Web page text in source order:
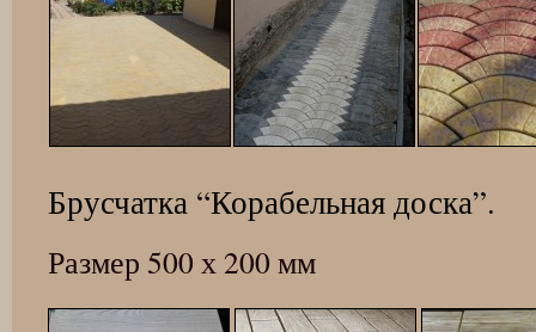
Брусчатка “Корабельная доска”.
Размер 500 х 200 мм